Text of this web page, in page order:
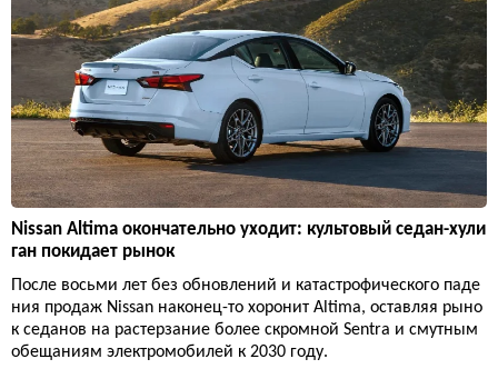
Nissan Altima окончательно уходит: культовый седан-хули
ган покидает рынок
После восьми лет без обновлений и катастрофического паде
ния продаж Nissan наконец-то хоронит Altima, оставляя рыно
к седанов на растерзание более скромной Sentra и смутным
обещаниям электромобилей к 2030 году.